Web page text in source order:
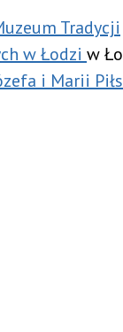
Tradycji
w Łodzi w
i Marii